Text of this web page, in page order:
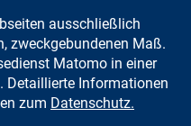
Inhalt springen
ausschließlich
zweckgebundenen Maß.
Matomo in einer
Detaillierte Informationen
zum Datenschutz.